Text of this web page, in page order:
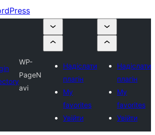
WP-
PageN
avi
Надіслати
плагін
My
favorites
Увійти
Надіслати
плагін
My
favorites
Увійти